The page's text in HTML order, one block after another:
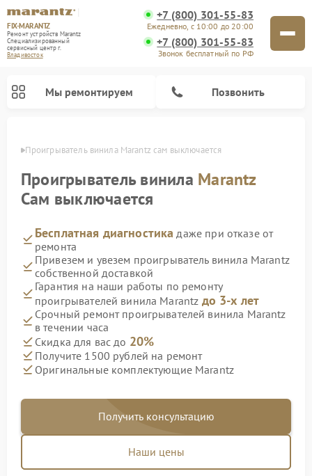
FIX-MARANTZ
Ремонт устройств Marantz
Специализированный
cервисный центр г.
Владивосток
+7 (800) 301-55-83
Ежедневно, с 10:00 до 20:00
+7 (800) 301-55-83
Звонок бесплатный по РФ
Мы ремонтируем Позвонить
Проигрыватель винила Marantz сам выключается
Проигрыватель винила Marantz
Сам выключается
Бесплатная диагностика даже при отказе от
ремонта
Привезем и увезем проигрыватель винила Marantz
собственной доставкой
Гарантия на наши работы по ремонту
проигрывателей винила Marantz до 3-х лет
Срочный ремонт проигрывателей винила Marantz
в течении часа
Скидка для вас до 20%
Получите 1500 рублей на ремонт
Оригинальные комплектующие Marantz
Получить консультацию
Наши цены